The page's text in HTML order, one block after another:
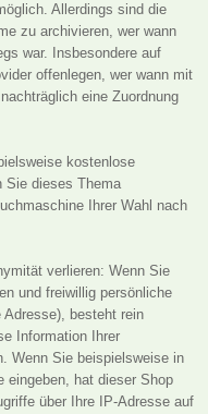
Allerdings sind die
zu archivieren, wer wann
war. Insbesondere auf
offenlegen, wer wann mit
eine Zuordnung
kostenlose
Sie dieses Thema
Ihrer Wahl nach
verlieren: Wenn Sie
und freiwillig persönliche
Adresse), besteht rein
Information Ihrer
Wenn Sie beispielsweise in
eingeben, hat dieser Shop
über Ihre IP-Adresse auf